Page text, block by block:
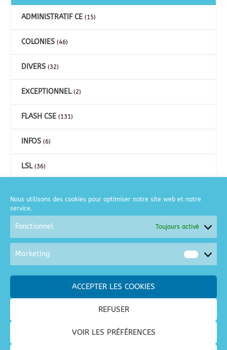
Nous utilisons des cookies pour optimiser notre site web et notre
service.
Fonctionnel Toujours activé
Marketing
ACCEPTER LES COOKIES
REFUSER
VOIR LES PRÉFÉRENCES
ADMINISTRATIF CE (15)
COLONIES (46)
DIVERS (32)
EXCEPTIONNEL(2)
FLASH CSE (131)
INFOS (6)
LSL(36)
COURSE A PIED(2)
GOLF
MOTO(2)
SORTIES / LOISIRS(128)